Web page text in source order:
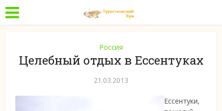
Россия
Целебный отдых в Ессентуках
21.03.2013
Ессентуки,